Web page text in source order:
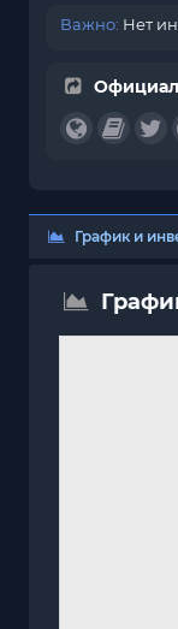
Важно: Нет
График и